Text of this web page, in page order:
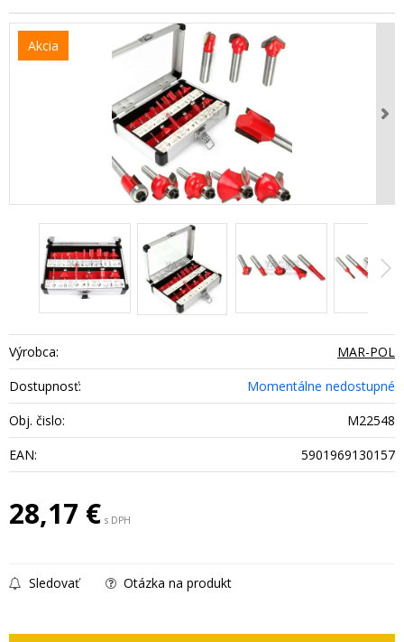
Akcia
Výrobca:
MAR-POL
Dostupnosť:
Momentálne nedostupné
Obj. čislo:
M22548
EAN:
5901969130157
28,17 € s DPH
Sledovať Otázka na produkt